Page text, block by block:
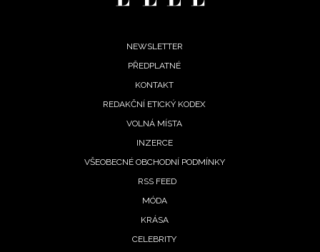
informace od našich partnerů? Pokud souhlasíte se
NEWSLETTER
PŘEDPLATNÉ
KONTAKT
REDAKČNÍ ETICKÝ KODEX
VOLNÁ MÍSTA
INZERCE
VŠEOBECNÉ OBCHODNÍ PODMÍNKY
RSS FEED
MÓDA
KRÁSA
CELEBRITY